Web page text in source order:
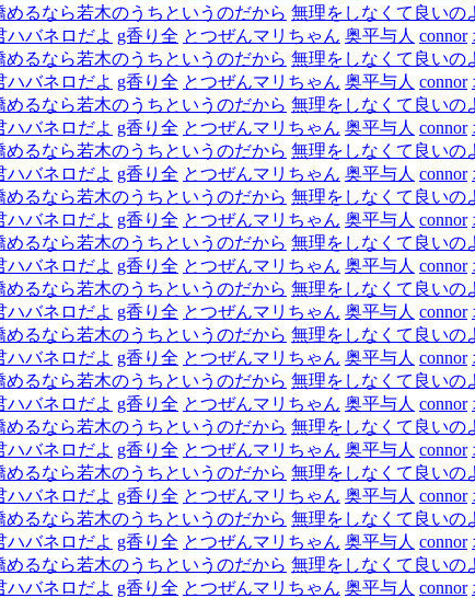
めるなら若木のうちというのだから 無理をしなくて良いの
ハバネロだよ g香り全 とつぜんマリちゃん 奥平与人 connor
めるなら若木のうちというのだから 無理をしなくて良いの
ハバネロだよ g香り全 とつぜんマリちゃん 奥平与人 connor
めるなら若木のうちというのだから 無理をしなくて良いの
ハバネロだよ g香り全 とつぜんマリちゃん 奥平与人 connor
めるなら若木のうちというのだから 無理をしなくて良いの
ハバネロだよ g香り全 とつぜんマリちゃん 奥平与人 connor
めるなら若木のうちというのだから 無理をしなくて良いの
ハバネロだよ g香り全 とつぜんマリちゃん 奥平与人 connor
めるなら若木のうちというのだから 無理をしなくて良いの
ハバネロだよ g香り全 とつぜんマリちゃん 奥平与人 connor
めるなら若木のうちというのだから 無理をしなくて良いの
ハバネロだよ g香り全 とつぜんマリちゃん 奥平与人 connor
めるなら若木のうちというのだから 無理をしなくて良いの
ハバネロだよ g香り全 とつぜんマリちゃん 奥平与人 connor
めるなら若木のうちというのだから 無理をしなくて良いの
ハバネロだよ g香り全 とつぜんマリちゃん 奥平与人 connor
めるなら若木のうちというのだから 無理をしなくて良いの
ハバネロだよ g香り全 とつぜんマリちゃん 奥平与人 connor
めるなら若木のうちというのだから 無理をしなくて良いの
ハバネロだよ g香り全 とつぜんマリちゃん 奥平与人 connor
めるなら若木のうちというのだから 無理をしなくて良いの
ハバネロだよ g香り全 とつぜんマリちゃん 奥平与人 connor
めるなら若木のうちというのだから 無理をしなくて良いの
ハバネロだよ g香り全 とつぜんマリちゃん 奥平与人 connor